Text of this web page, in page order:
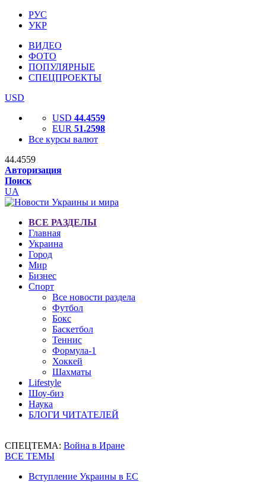
РУС
УКР
ВИДЕО
ФОТО
ПОПУЛЯРНЫЕ
СПЕЦПРОЕКТЫ
USD
USD 44.4559
EUR 51.2598
Все курсы валют
44.4559
Авторизация
Поиск
UA
ВСЕ РАЗДЕЛЫ
Главная
Украина
Город
Мир
Бизнес
Спорт
Все новости раздела
Футбол
Бокс
Баскетбол
Теннис
Формула-1
Хоккей
Шахматы
Lifestyle
Шоу-биз
Наука
БЛОГИ ЧИТАТЕЛЕЙ
СПЕЦТЕМА: Война в Иране
ВСЕ ТЕМЫ
Вступление Украины в ЕС